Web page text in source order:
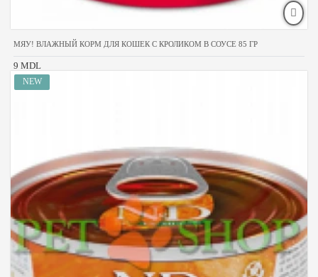
МЯУ! ВЛАЖНЫЙ КОРМ ДЛЯ КОШЕК С КРОЛИКОМ В СОУСЕ 85 ГР
9 MDL